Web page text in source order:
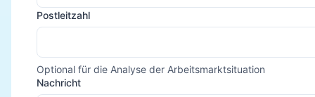
Postleitzahl
Optional für die Analyse der Arbeitsmarktsituation
Nachricht